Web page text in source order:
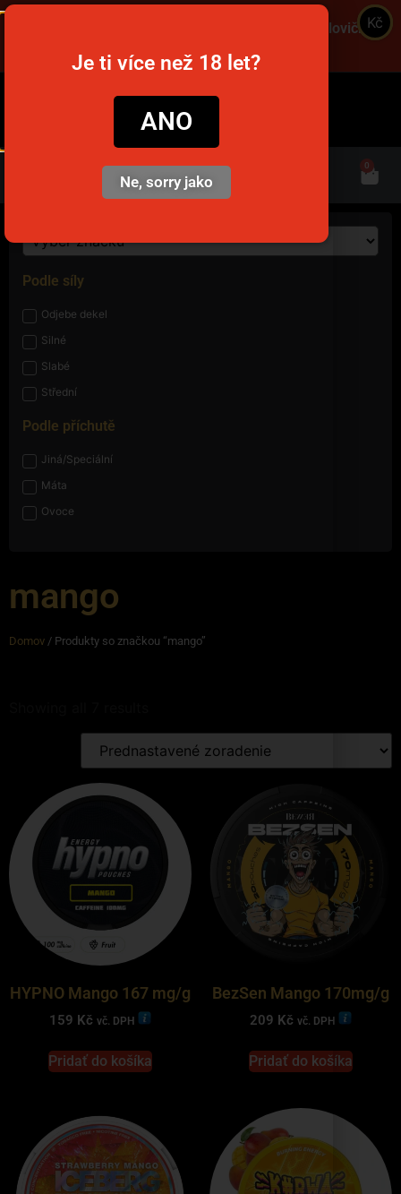
Objednajte cez víkend a získajte dopravu za polovičnú
snusim.to
0
Podle síly
Odjebe dekel
Silné
Slabé
Střední
Podle příchutě
Jiná/Speciální
Máta
Ovoce
mango
Domov / Produkty so značkou “mango”
HYPNO Mango 167 mg/g
159 Kč vč. DPH
Pridať do košíka
BezSen Mango 170mg/g
209 Kč vč. DPH
Pridať do košíka
Kč
Je ti více než 18 let?
ANO
Ne, sorry jako